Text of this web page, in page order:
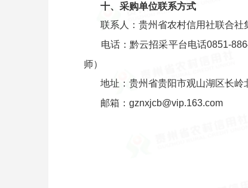
十、采购单位联系方式
联系人：贵州省农村信用社联合社
电话：黔云招采平台电话0851-
师）
地址：贵州省贵阳市观山湖区长岭
邮箱：gznxjcb@vip.163.com